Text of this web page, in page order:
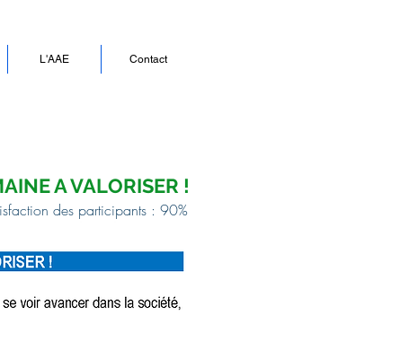
L'AAE Contact
A VALORISER !
des participants : 90%